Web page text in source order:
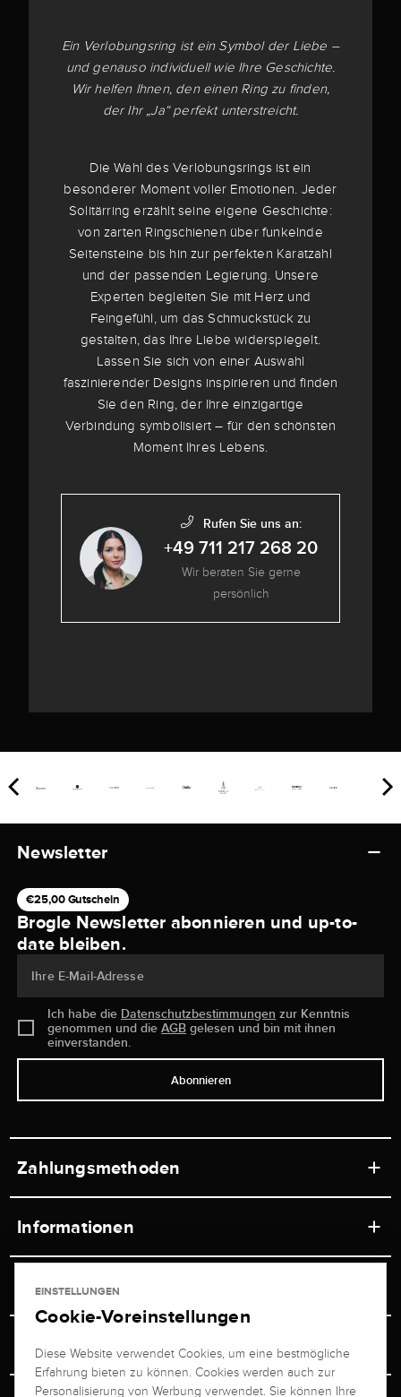
Ein Verlobungsring ist ein Symbol der Liebe –
und genauso individuell wie Ihre Geschichte.
Wir helfen Ihnen, den einen Ring zu finden,
der Ihr „Ja“ perfekt unterstreicht.
Die Wahl des Verlobungsrings ist ein
besonderer Moment voller Emotionen. Jeder
Solitärring erzählt seine eigene Geschichte:
von zarten Ringschienen über funkelnde
Seitensteine bis hin zur perfekten Karatzahl
und der passenden Legierung. Unsere
Experten begleiten Sie mit Herz und
Feingefühl, um das Schmuckstück zu
gestalten, das Ihre Liebe widerspiegelt.
Lassen Sie sich von einer Auswahl
faszinierender Designs inspirieren und finden
Sie den Ring, der Ihre einzigartige
Verbindung symbolisiert – für den schönsten
Moment Ihres Lebens.
Rufen Sie uns an:
+49 711 217 268 20
Wir beraten Sie gerne
persönlich
Newsletter
€25,00 Gutschein
Brogle Newsletter abonnieren und up-to-
date bleiben.
Ihre E-Mail-Adresse
Ich habe die Datenschutzbestimmungen zur Kenntnis
genommen und dieAGB gelesen und bin mit ihnen
einverstanden.
Abonnieren
Zahlungsmethoden
Informationen
Ladengeschäft
Versand & Zahlung
Ratgeber
Service
Newsletterabmeldung
Juwelier Brogle
Über uns
EINSTELLUNGEN
Cookie-Voreinstellungen
Diese Website verwendet Cookies, um eine bestmögliche
Erfahrung bieten zu können. Cookies werden auch zur
Personalisierung von Werbung verwendet. Sie können Ihre